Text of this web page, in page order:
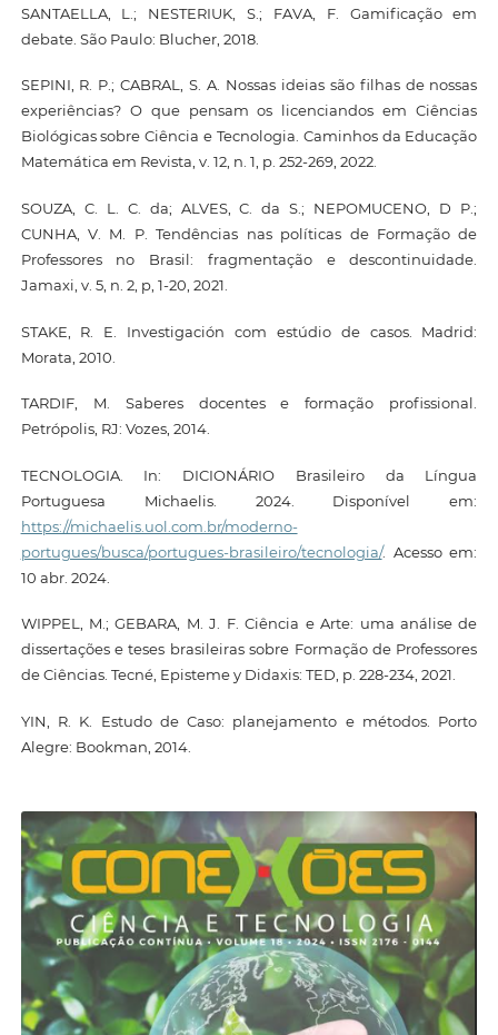
SANTAELLA, L.; NESTERIUK, S.; FAVA, F. Gamificação em
debate. São Paulo: Blucher, 2018.
SEPINI, R. P.; CABRAL, S. A. Nossas ideias são filhas de nossas
experiências? O que pensam os licenciandos em Ciências
Biológicas sobre Ciência e Tecnologia. Caminhos da Educação
Matemática em Revista, v. 12, n. 1, p. 252-269, 2022.
SOUZA, C. L. C. da; ALVES, C. da S.; NEPOMUCENO, D P.;
CUNHA, V. M. P. Tendências nas políticas de Formação de
Professores no Brasil: fragmentação e descontinuidade.
Jamaxi, v. 5, n. 2, p, 1-20, 2021.
STAKE, R. E. Investigación com estúdio de casos. Madrid:
Morata, 2010.
TARDIF, M. Saberes docentes e formação profissional.
Petrópolis, RJ: Vozes, 2014.
TECNOLOGIA. In: DICIONÁRIO Brasileiro da Língua
Portuguesa Michaelis. 2024. Disponível em:
https://michaelis.uol.com.br/moderno-
portugues/busca/portugues-brasileiro/tecnologia/. Acesso em:
10 abr. 2024.
WIPPEL, M.; GEBARA, M. J. F. Ciência e Arte: uma análise de
dissertações e teses brasileiras sobre Formação de Professores
de Ciências. Tecné, Episteme y Didaxis: TED, p. 228-234, 2021.
YIN, R. K. Estudo de Caso: planejamento e métodos. Porto
Alegre: Bookman, 2014.